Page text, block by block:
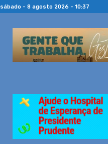
sábado - 8 agosto 2026 - 10:37